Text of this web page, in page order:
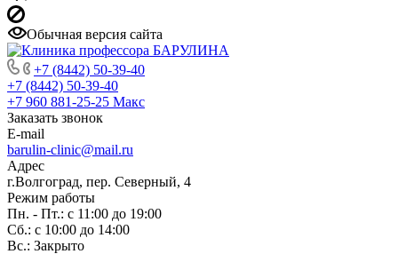
Обычная версия сайта
+7 (8442) 50-39-40
+7 (8442) 50-39-40
+7 960 881-25-25 Макс
Заказать звонок
E-mail
barulin-clinic@mail.ru
Адрес
г.Волгоград, пер. Северный, 4
Режим работы
Пн. - Пт.: с 11:00 до 19:00
Сб.: с 10:00 до 14:00
Вс.: Закрыто